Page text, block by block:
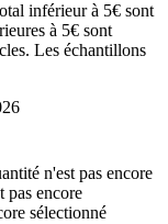
inférieur à 5€ sont
à 5€ sont
Les échantillons
n'est pas encore
pas encore
sélectionné